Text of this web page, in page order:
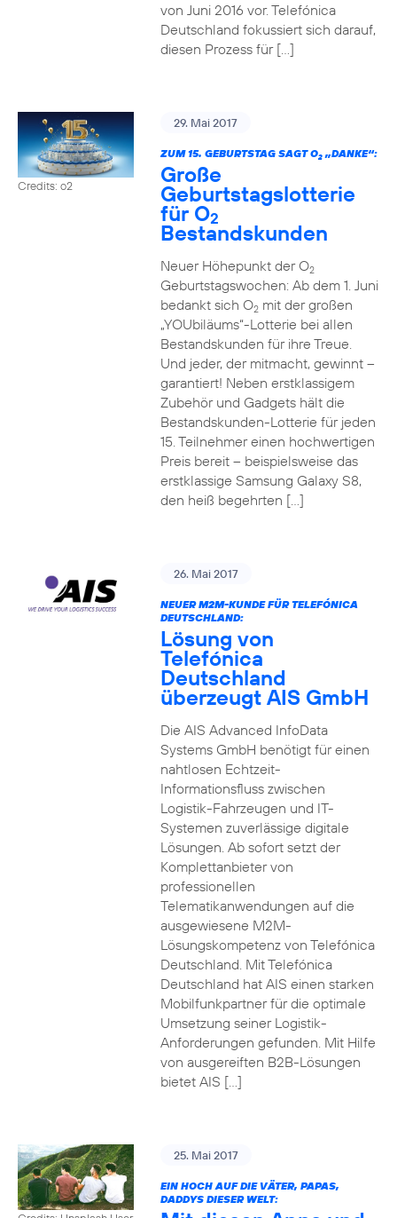
von Juni 2016 vor. Telefónica
Deutschland fokussiert sich darauf,
diesen Prozess für […]
Credits: o2
29. Mai 2017
ZUM 15. GEBURTSTAG SAGT O2„DANKE“:
Große
Geburtstagslotterie
für O2
Bestandskunden
Neuer Höhepunkt der O2
Geburtstagswochen: Ab dem 1. Juni
bedankt sich O2mit der großen
„YOUbiläums“-Lotterie bei allen
Bestandskunden für ihre Treue.
Und jeder, der mitmacht, gewinnt –
garantiert! Neben erstklassigem
Zubehör und Gadgets hält die
Bestandskunden-Lotterie für jeden
15. Teilnehmer einen hochwertigen
Preis bereit – beispielsweise das
erstklassige Samsung Galaxy S8,
den heiß begehrten […]
26. Mai 2017
NEUER M2M-KUNDE FÜR TELEFÓNICA
DEUTSCHLAND:
Lösung von
Telefónica
Deutschland
überzeugt AIS GmbH
Die AIS Advanced InfoData
Systems GmbH benötigt für einen
nahtlosen Echtzeit-
Informationsfluss zwischen
Logistik-Fahrzeugen und IT-
Systemen zuverlässige digitale
Lösungen. Ab sofort setzt der
Komplettanbieter von
professionellen
Telematikanwendungen auf die
ausgewiesene M2M-
Lösungskompetenz von Telefónica
Deutschland. Mit Telefónica
Deutschland hat AIS einen starken
Mobilfunkpartner für die optimale
Umsetzung seiner Logistik-
Anforderungen gefunden. Mit Hilfe
von ausgereiften B2B-Lösungen
bietet AIS […]
25. Mai 2017
EIN HOCH AUF DIE VÄTER, PAPAS,
DADDYS DIESER WELT: